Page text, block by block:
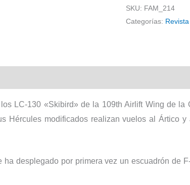
FUERZAS
MILITARES
cantidad
SKU: FAM_214
Categorías:
LC-130 «Skibird» de la 109th Airlift Wing de la
Hércules modificados realizan vuelos al Ártico
ha desplegado por primera vez un escuadrón de